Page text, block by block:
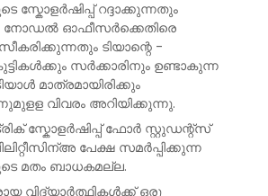
സ്കോളർഷിപ്പ് റദ്ദാക്കുന്നതും
നോഡൽ ഓഫീസർക്കെതിരെ
ടിയാന്റെ -
സർക്കാരിനും ഉണ്ടാകുന്ന
മാത്രമായിരിക്കും
വിവരം അറിയിക്കുന്നു.
സ്കോളർഷിപ്പ് ഫോർ സ്റ്റുഡന്റ്സ്
പേക്ഷ സമർപ്പിക്കുന്ന
മതം ബാധകമല്ല.
വിദ്യാർത്ഥികൾക്ക് ഒരു